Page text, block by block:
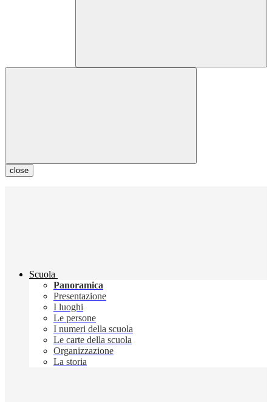
close
Scuola
Panoramica
Presentazione
I luoghi
Le persone
I numeri della scuola
Le carte della scuola
Organizzazione
La storia